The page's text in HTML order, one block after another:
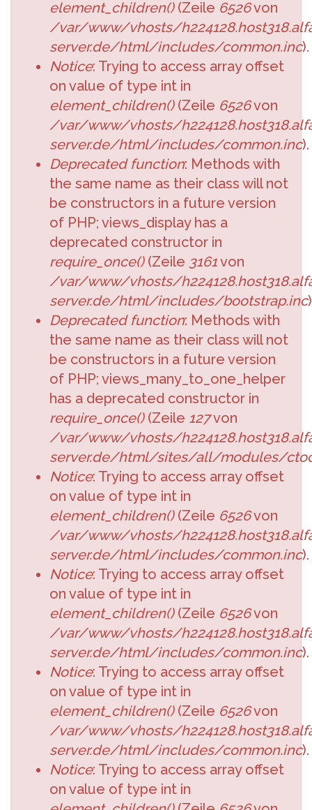
element_children()(Zeile 6526von
/var/www/vhosts/
server.de/html/includes/common.inc).
Notice: Trying to access array offset
on value of type int in
element_children()(Zeile 6526von
/var/www/vhosts/
server.de/html/includes/common.inc).
Deprecated function: Methods with
the same name as their class will not
be constructors in a future version
of PHP; views_display has a
deprecated constructor in
require_once()(Zeile 3161von
/var/www/vhosts/
server.de/html/includes/bootstrap.inc
Deprecated function: Methods with
the same name as their class will not
be constructors in a future version
of PHP; views_many_to_one_helper
has a deprecated constructor in
require_once()(Zeile 127von
/var/www/vhosts/
server.de/html/sites/all/modules/
Notice: Trying to access array offset
on value of type int in
element_children()(Zeile 6526von
/var/www/vhosts/
server.de/html/includes/common.inc).
Notice: Trying to access array offset
on value of type int in
element_children()(Zeile 6526von
/var/www/vhosts/
server.de/html/includes/common.inc).
Notice: Trying to access array offset
on value of type int in
element_children()(Zeile 6526von
/var/www/vhosts/
server.de/html/includes/common.inc).
Notice: Trying to access array offset
on value of type int in